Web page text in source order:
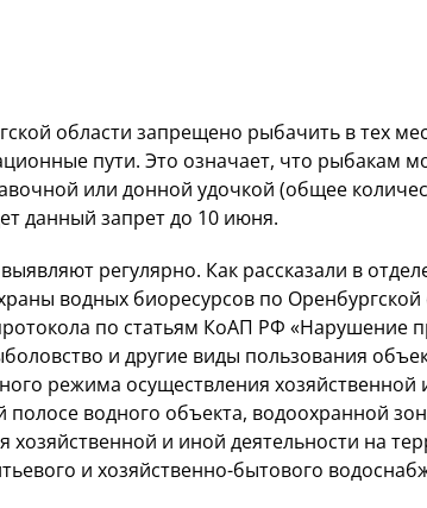
области запрещено рыбачить в тех
пути. Это означает, что рыбакам
или донной удочкой (общее
данный запрет до 10 июня.
регулярно. Как рассказали в
водных биоресурсов по Оренбургской
по статьям КоАП РФ «Нарушение
и другие виды пользования
режима осуществления хозяйственной
водного объекта, водоохранной
хозяйственной и иной деятельности на
и хозяйственно-бытового